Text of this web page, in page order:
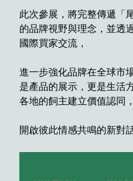
此次參展，將完整傳遞「
的品牌視野與理念，並透
國際買家交流，
進一步強化品牌在全球市
是產品的展示，更是生活
各地的飼主建立價值認同，
開啟彼此情感共鳴的新對話